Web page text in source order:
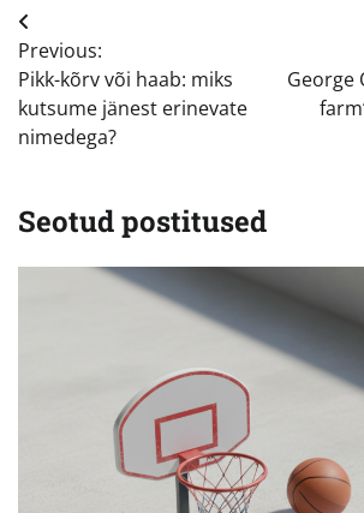
Navigeerimine
Previous:
Pikk-kõrv või haab: miks
kutsume jänest erinevate
nimedega?
George
Seotud postitused